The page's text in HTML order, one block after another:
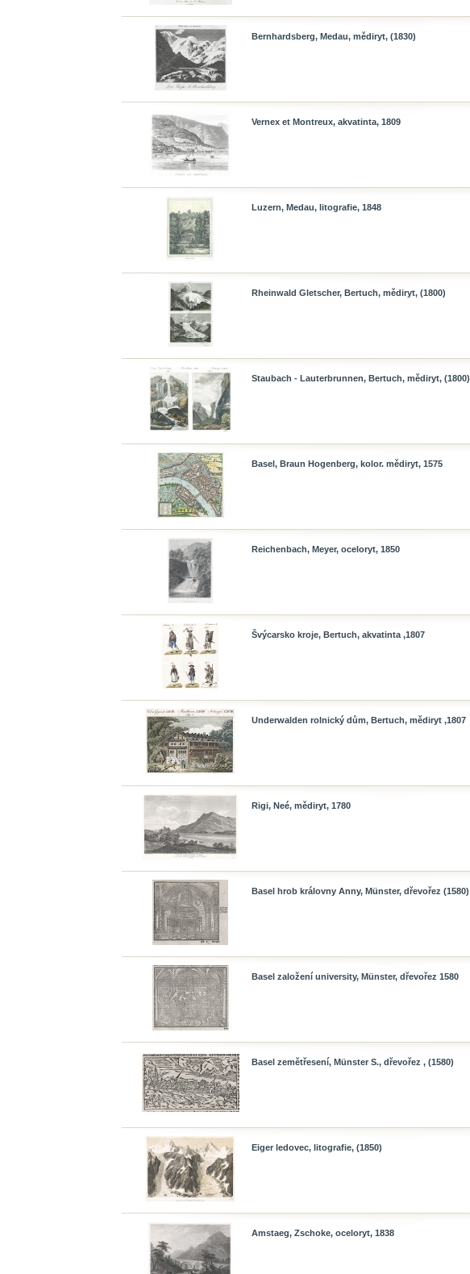
Bernhardsberg, Medau, mědiryt, (1830)
Vernex et Montreux, akvatinta, 1809
Luzern, Medau, litografie, 1848
Rheinwald Gletscher, Bertuch, mědiryt, (1800)
Staubach - Lauterbrunnen, Bertuch, mědiryt, (1800)
Basel, Braun Hogenberg, kolor. mědiryt, 1575
Reichenbach, Meyer, oceloryt, 1850
Švýcarsko kroje, Bertuch, akvatinta ,1807
Underwalden rolnický dům, Bertuch, mědiryt ,1807
Rigi, Neé, mědiryt, 1780
Basel hrob královny Anny, Münster, dřevořez (1580)
Basel založení university, Münster, dřevořez 1580
Basel zemětřesení, Münster S., dřevořez , (1580)
Eiger ledovec, litografie, (1850)
Amstaeg, Zschoke, oceloryt, 1838